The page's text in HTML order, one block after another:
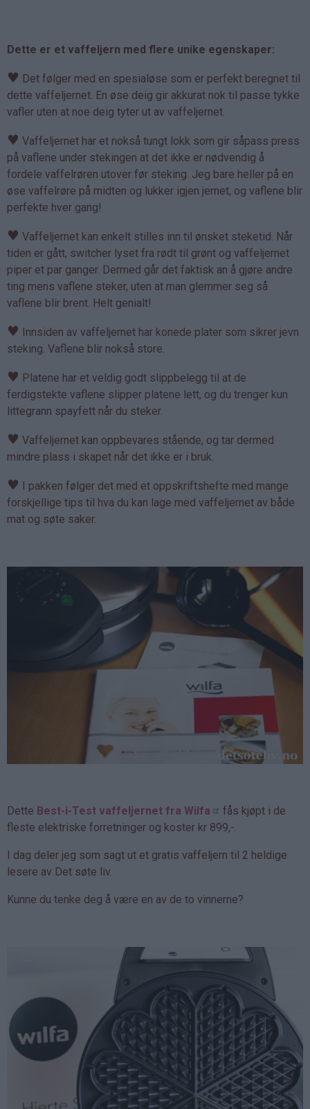
Dette er et vaffeljern med flere unike egenskaper:
♥ Det følger med en spesialøse som er perfekt beregnet til
dette vaffeljernet. En øse deig gir akkurat nok til passe tykke
vafler uten at noe deig tyter ut av vaffeljernet.
♥ Vaffeljernet har et nokså tungt lokk som gir såpass press
på vaflene under stekingen at det ikke er nødvendig å
fordele vaffelrøren utover før steking. Jeg bare heller på en
øse vaffelrøre på midten og lukker igjen jernet, og vaflene blir
perfekte hver gang!
♥ Vaffeljernet kan enkelt stilles inn til ønsket steketid. Når
tiden er gått, switcher lyset fra rødt til grønt og vaffeljernet
piper et par ganger. Dermed går det faktisk an å gjøre andre
ting mens vaflene steker, uten at man glemmer seg så
vaflene blir brent. Helt genialt!
♥ Innsiden av vaffeljernet har konede plater som sikrer jevn
steking. Vaflene blir nokså store.
♥ Platene har et veldig godt slippbelegg til at de
ferdigstekte vaflene slipper platene lett, og du trenger kun
littegrann spayfett når du steker.
♥ Vaffeljernet kan oppbevares stående, og tar dermed
mindre plass i skapet når det ikke er i bruk.
♥ I pakken følger det med et oppskriftshefte med mange
forskjellige tips til hva du kan lage med vaffeljernet av både
mat og søte saker.
Dette Best-i-Test vaffeljernet fra Wilfa
fås kjøpt i de
fleste elektriske forretninger og koster kr 899,-.
I dag deler jeg som sagt ut et gratis vaffeljern til 2 heldige
lesere av Det søte liv.
Kunne du tenke deg å være en av de to vinnerne?